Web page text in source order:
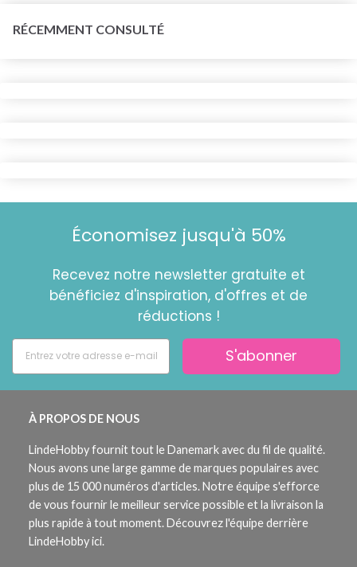
RÉCEMMENT CONSULTÉ
Économisez jusqu'à 50%
Recevez notre newsletter gratuite et
bénéficiez d'inspiration, d'offres et de
réductions !
S'abonner
À PROPOS DE NOUS
LindeHobby fournit tout le Danemark avec du fil de qualité.
Nous avons une large gamme de marques populaires avec
plus de 15 000 numéros d'articles. Notre équipe s'efforce
de vous fournir le meilleur service possible et la livraison la
plus rapide à tout moment. Découvrez l'équipe derrière
LindeHobby ici.